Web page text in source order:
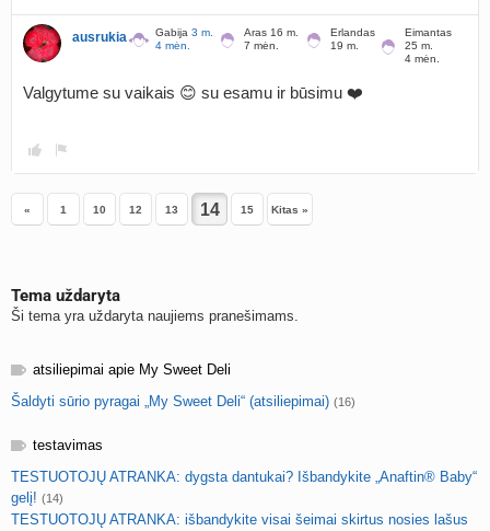
ausrukia Gabija 3 m.
4 mėn.
Aras 16 m.
7 mėn.
Erlandas
19 m.
Eimantas
25 m.
4 mėn.
Valgytume su vaikais 😊 su esamu ir būsimu ❤️
« 1 10 12 13 15 Kitas »
Tema uždaryta
Ši tema yra uždaryta naujiems pranešimams.
atsiliepimai apie My Sweet Deli
Šaldyti sūrio pyragai „My Sweet Deli“ (atsiliepimai) (16)
testavimas
TESTUOTOJŲ ATRANKA: dygsta dantukai? Išbandykite „Anaftin® Baby“
gelį! (14)
TESTUOTOJŲ ATRANKA: išbandykite visai šeimai skirtus nosies lašus